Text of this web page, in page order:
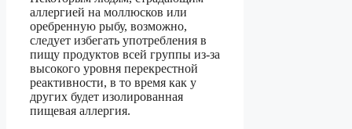
аллергией на моллюсков или
оребренную рыбу, возможно,
следует избегать употребления в
пищу продуктов всей группы из-за
высокого уровня перекрестной
реактивности, в то время как у
других будет изолированная
пищевая аллергия.